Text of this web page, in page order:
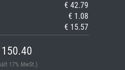
€ 42.79
€ 1.08
€ 15.57
17% MwSt.)